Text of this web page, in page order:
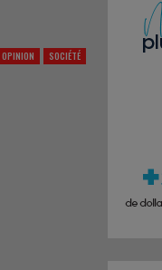
OPINION SOCIÉTÉ